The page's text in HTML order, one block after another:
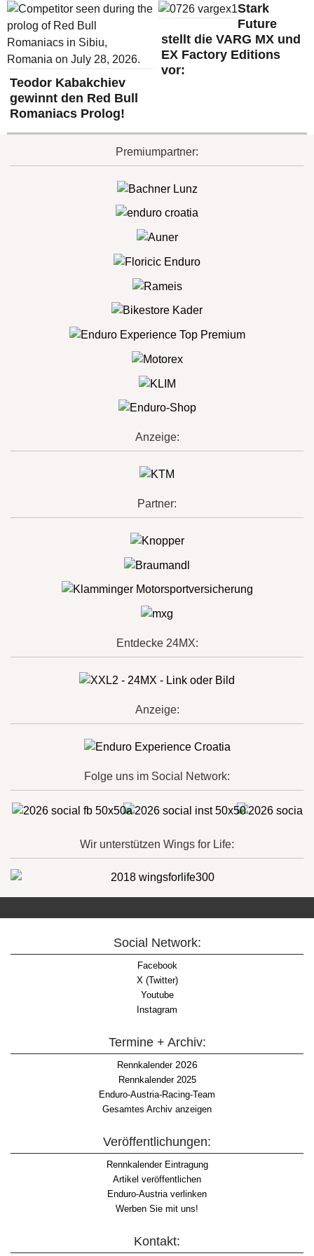
Teodor Kabakchiev
gewinnt den Red Bull
Romaniacs Prolog!
Stark
Future
stellt die VARG MX und
EX Factory Editions
vor:
Premiumpartner:
Anzeige:
Partner:
Entdecke 24MX:
Anzeige:
Folge uns im Social Network:
Wir unterstützen Wings for Life:
Social Network:
Facebook
X (Twitter)
Youtube
Instagram
Termine + Archiv:
Rennkalender2026
Rennkalender 2025
Enduro-Austria-Racing-Team
Gesamtes Archiv anzeigen
Veröffentlichungen:
Rennkalender Eintragung
Artikel veröffentlichen
Enduro-Austria verlinken
Werben Sie mit uns!
Kontakt: